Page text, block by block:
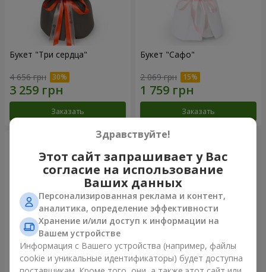
Букет "Три сердца"
4 656 грн
Заказать
Букет "Сафо"
2 069 грн
Заказать
Букет "Tarnis"
Здравствуйте!
Этот сайт запрашивает у Вас
согласие на использование
Ваших данных
Персонализированная реклама и контент,
аналитика, определение эффективности
Хранение и/или доступ к информации на
Вашем устройстве
Информация с Вашего устройства (например, файлы
cookie и уникальные идентификаторы) будет доступна